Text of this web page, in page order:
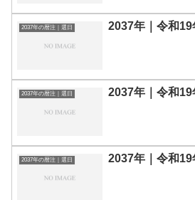
2037年の暦注｜選日 2037年｜令和
2037年の暦注｜選日 2037年｜令和
2037年の暦注｜選日 2037年｜令和